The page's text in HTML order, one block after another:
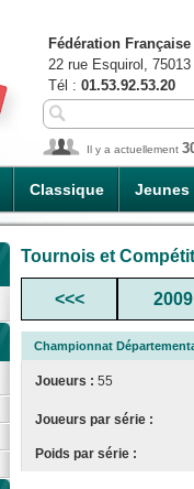
Classique Jeunes
Fédération
22 rue Esquirol,
Tél : 01.53.92.53.20
Il y a actuellement
Tournois et
<<< 2009
Championnat
Joueurs : 55
Joueurs par série :
Poids par série :